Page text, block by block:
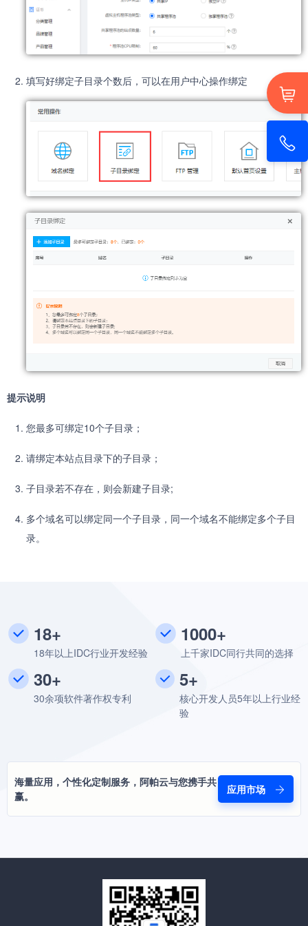
填写好绑定子目录个数后，可以在用户中心操作绑定
提示说明
您最多可绑定10个子目录；
请绑定本站点目录下的子目录；
子目录若不存在，则会新建子目录;
多个域名可以绑定同一个子目录，同一个域名不能绑定多个子目
录。
18+
18年以上IDC行业开发经验
1000+
上千家IDC同行共同的选择
30+
30余项软件著作权专利
5+
核心开发人员5年以上行业经
验
海量应用，个性化定制服务，阿帕云与您携手共
赢。
应用市场